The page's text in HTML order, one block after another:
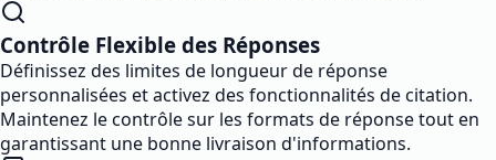
Contrôle Flexible des Réponses
Définissez des limites de longueur de réponse
personnalisées et activez des fonctionnalités de citation.
Maintenez le contrôle sur les formats de réponse tout en
garantissant une bonne livraison d'informations.